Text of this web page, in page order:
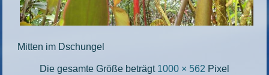
Mitten im Dschungel
Die gesamte Größe beträgt 1000 × 562 Pixel